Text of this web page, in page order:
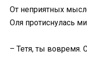
От неприятных
Оля протиснулась
– Тетя, ты вовремя.